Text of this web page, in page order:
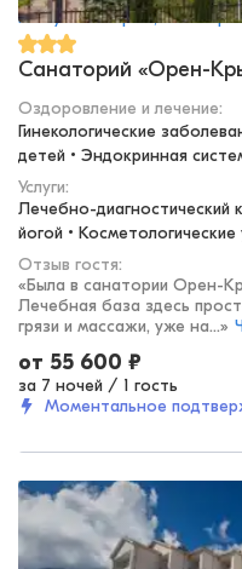
Республика Крым,
Санаторий «Орен-
Оздоровление и лечение:
Гинекологические
детей • Эндокринная
Услуги:
Лечебно-диагностический
йогой •
Отзыв гостя:
«Была в санатории Орен-
Лечебная база здесь
грязи и массажи, уже на...»
от 55 600 ₽
за 7 ночей / 1 гость
Моментальное